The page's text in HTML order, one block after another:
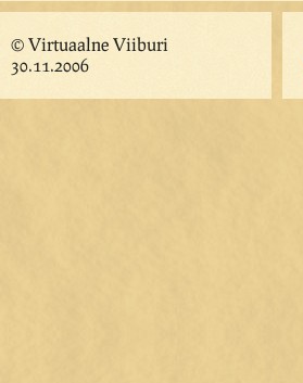
© Virtuaalne Viiburi
30.11.2006